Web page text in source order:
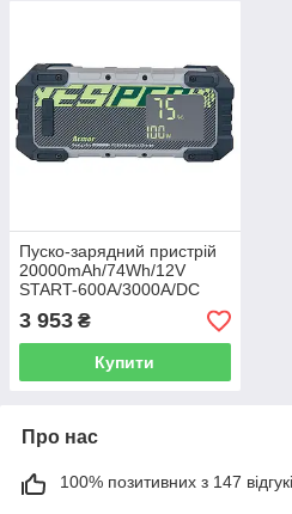
Пуско-зарядний пристрій
20000mAh/74Wh/12V
START-600A/3000A/DC
150W/ліхтар ARMOR JS-
700
3 953 ₴
Купити
Про нас
100% позитивних з 147